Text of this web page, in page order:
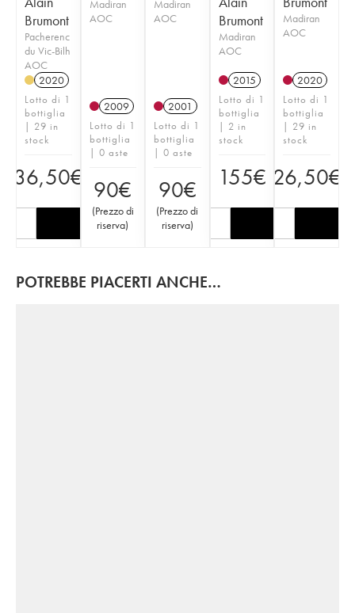
Brumont
Pacherenc
du Vic-Bilh
AOC
2020
Lotto di 1
bottiglia
| 29 in
stock
36,50€
Madiran
AOC
2009
Lotto di 1
bottiglia
| 0 aste
90€
(Prezzo di
riserva)
Madiran
AOC
2001
Lotto di 1
bottiglia
| 0 aste
90€
(Prezzo di
riserva)
Brumont
Madiran
AOC
2015
Lotto di 1
bottiglia
| 2 in
stock
155€
Madiran
AOC
2020
Lotto di 1
bottiglia
| 29 in
stock
26,50€
POTREBBE PIACERTI ANCHE…